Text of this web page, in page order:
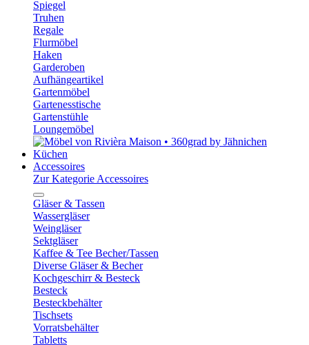
Spiegel
Truhen
Regale
Flurmöbel
Haken
Garderoben
Aufhängeartikel
Gartenmöbel
Gartenesstische
Gartenstühle
Loungemöbel
Küchen
Accessoires
Zur Kategorie Accessoires
Gläser & Tassen
Wassergläser
Weingläser
Sektgläser
Kaffee & Tee Becher/Tassen
Diverse Gläser & Becher
Kochgeschirr & Besteck
Besteck
Besteckbehälter
Tischsets
Vorratsbehälter
Tabletts